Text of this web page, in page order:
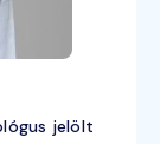
jelölt